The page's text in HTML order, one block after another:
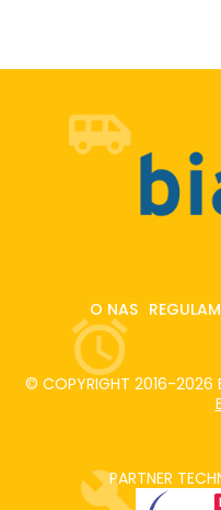
O NAS
© COPYRIGHT 2016-2026
PARTNER